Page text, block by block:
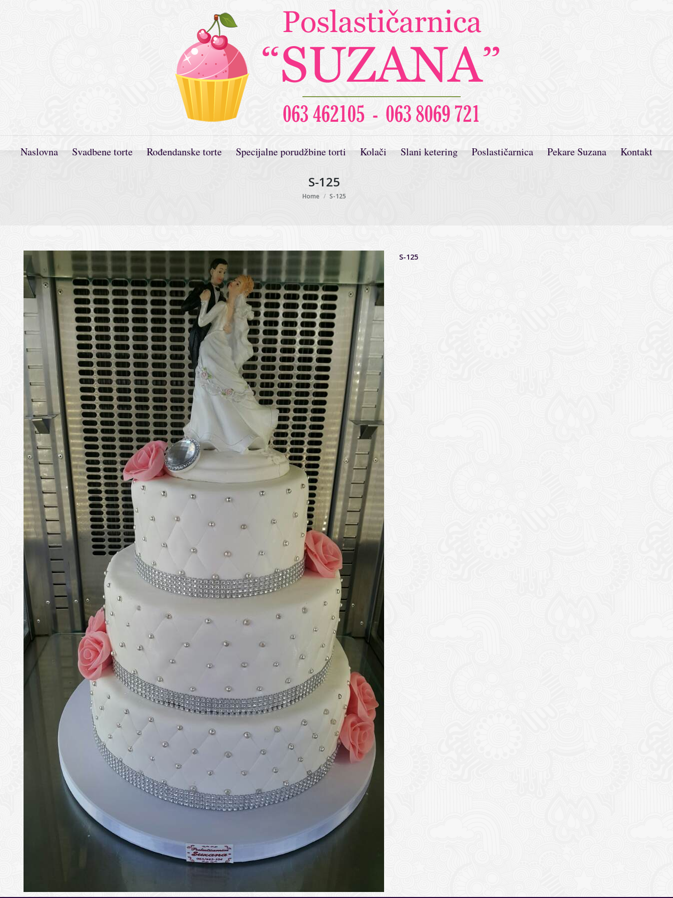
Naslovna Svadbene torte Rođendanske torte Specijalne porudžbine torti Kolači Slani ketering Poslastičarnica Pekare Suzana Kontakt
S-125
You are here:
Home S-125
S-125